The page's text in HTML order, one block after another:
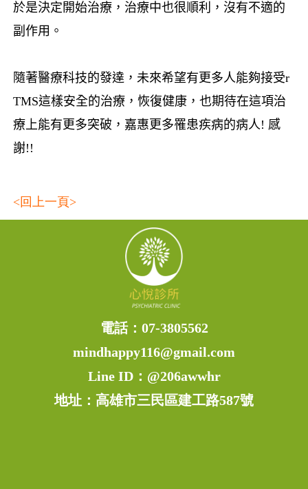
於是決定開始治療，治療中也很順利，沒有不適的
副作用。
隨著醫療科技的發達，未來希望有更多人能夠接受r
TMS這樣安全的治療，恢復健康，也期待在這項治
療上能有更多突破，嘉惠更多罹患疾病的病人! 感
謝!!
<回上一頁>
電話： 07-3805562
mindhappy116@gmail.com
Line ID： @206awwhr
地址：高雄市三民區建工路587號